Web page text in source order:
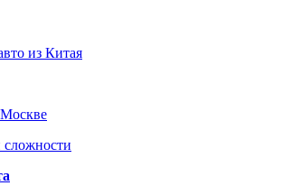
из Китая
Москве
сложности